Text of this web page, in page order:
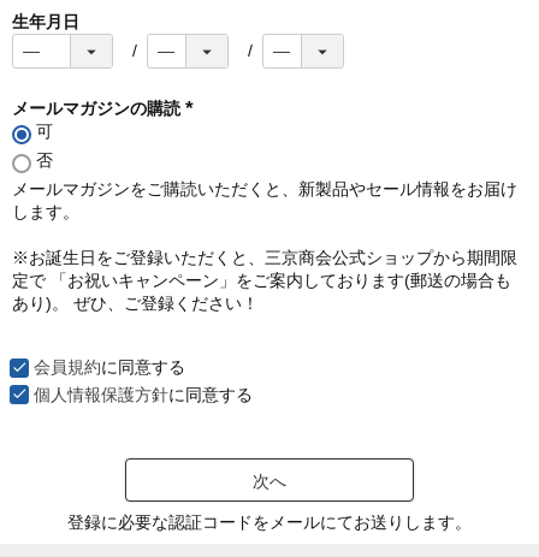
生年月日
メールマガジンの購読
須
)
可
否
メールマガジンをご購読いただくと、新製品やセール情報をお届け
します。
※お誕生日をご登録いただくと、三京商会公式ショップから期間限
定で 「お祝いキャンペーン」をご案内しております(郵送の場合も
あり)。 ぜひ、ご登録ください！
会員規約に同意する
個人情報保護方針に同意する
次へ
登録に必要な認証コードをメールにてお送りします。